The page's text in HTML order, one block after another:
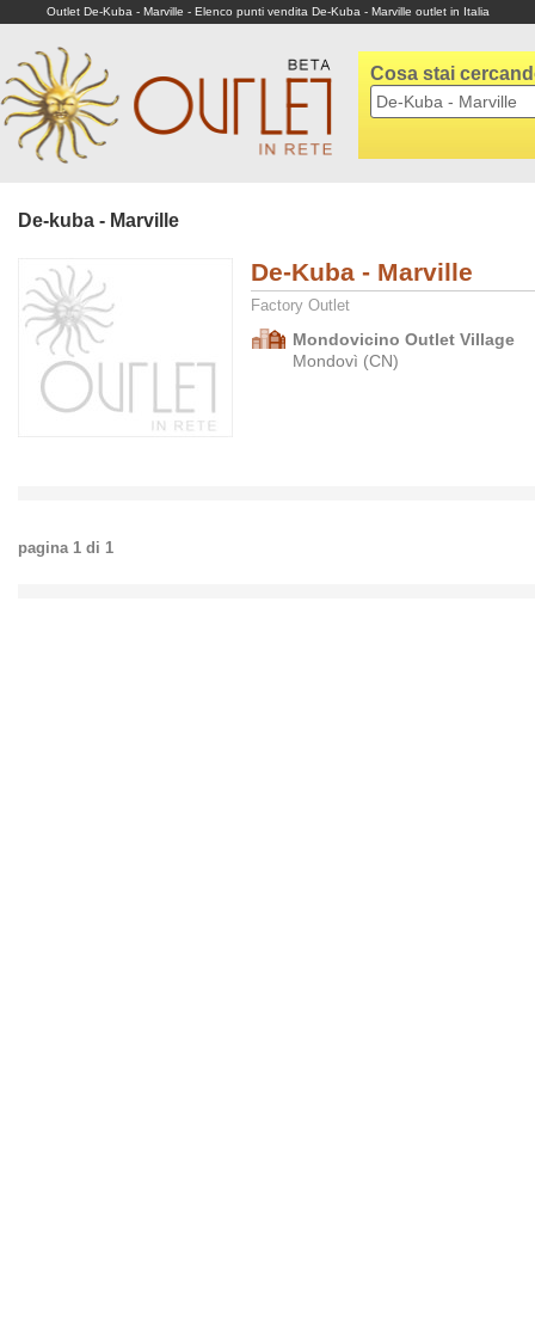
Outlet De-Kuba - Marville - Elenco punti vendita De-Kuba - Marville outlet in Italia
Cosa stai
De-kuba - Marville
De-Kuba - Marville
Factory Outlet
Mondovicino Outlet Village
Mondovì (CN)
pagina 1 di 1